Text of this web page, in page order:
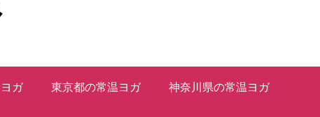
ガ 東京都の常温ヨガ 神奈川県の常温ヨガ